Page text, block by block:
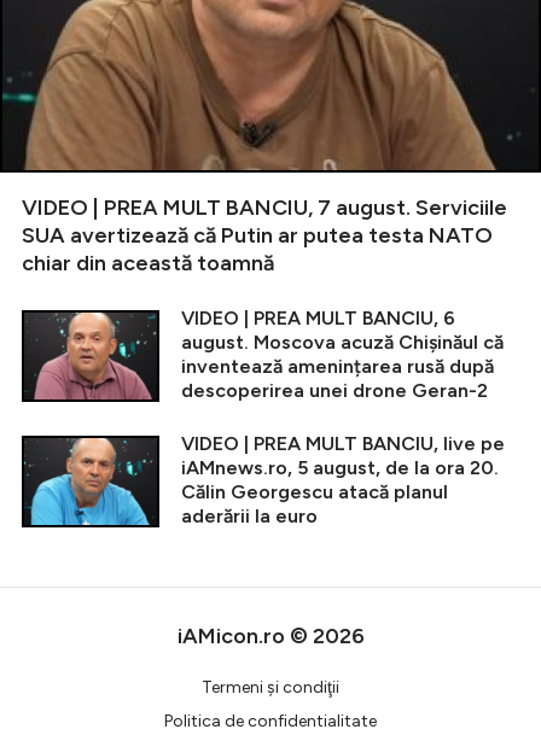
VIDEO | PREA MULT BANCIU, 7 august. Serviciile
SUA avertizează că Putin ar putea testa NATO
chiar din această toamnă
VIDEO | PREA MULT BANCIU, 6
august. Moscova acuză Chișinăul că
inventează amenințarea rusă după
descoperirea unei drone Geran-2
VIDEO | PREA MULT BANCIU, live pe
iAMnews.ro, 5 august, de la ora 20.
Călin Georgescu atacă planul
aderării la euro
iAMicon.ro © 2026
Termeni şi condiţii
Politica de confidentialitate